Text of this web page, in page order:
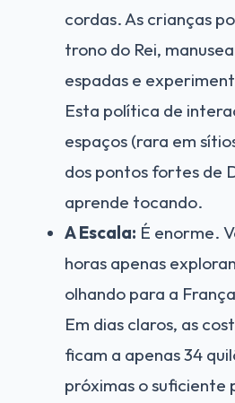
cordas. As crianças
trono do Rei,
espadas e
Esta política de
espaços (rara em
dos pontos fortes de
aprende tocando.
A Escala: É enorme.
horas apenas
olhando para a
Em dias claros, as
ficam a apenas 34
próximas o suficiente